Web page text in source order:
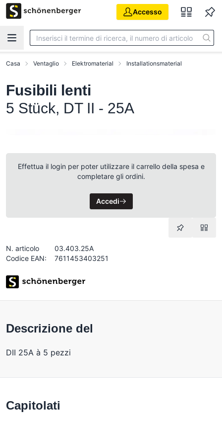
Vai al contenuto principale
Accesso
Casa Ventaglio Elektromaterial Installationsmaterial
Fusibili lenti
5 Stück, DT II - 25A
Effettua il login per poter utilizzare il carrello della spesa e
completare gli ordini.
Accedi
N. articolo
03.403.25A
Codice EAN:
7611453403251
Descrizione del
DII 25A à 5 pezzi
Capitolati